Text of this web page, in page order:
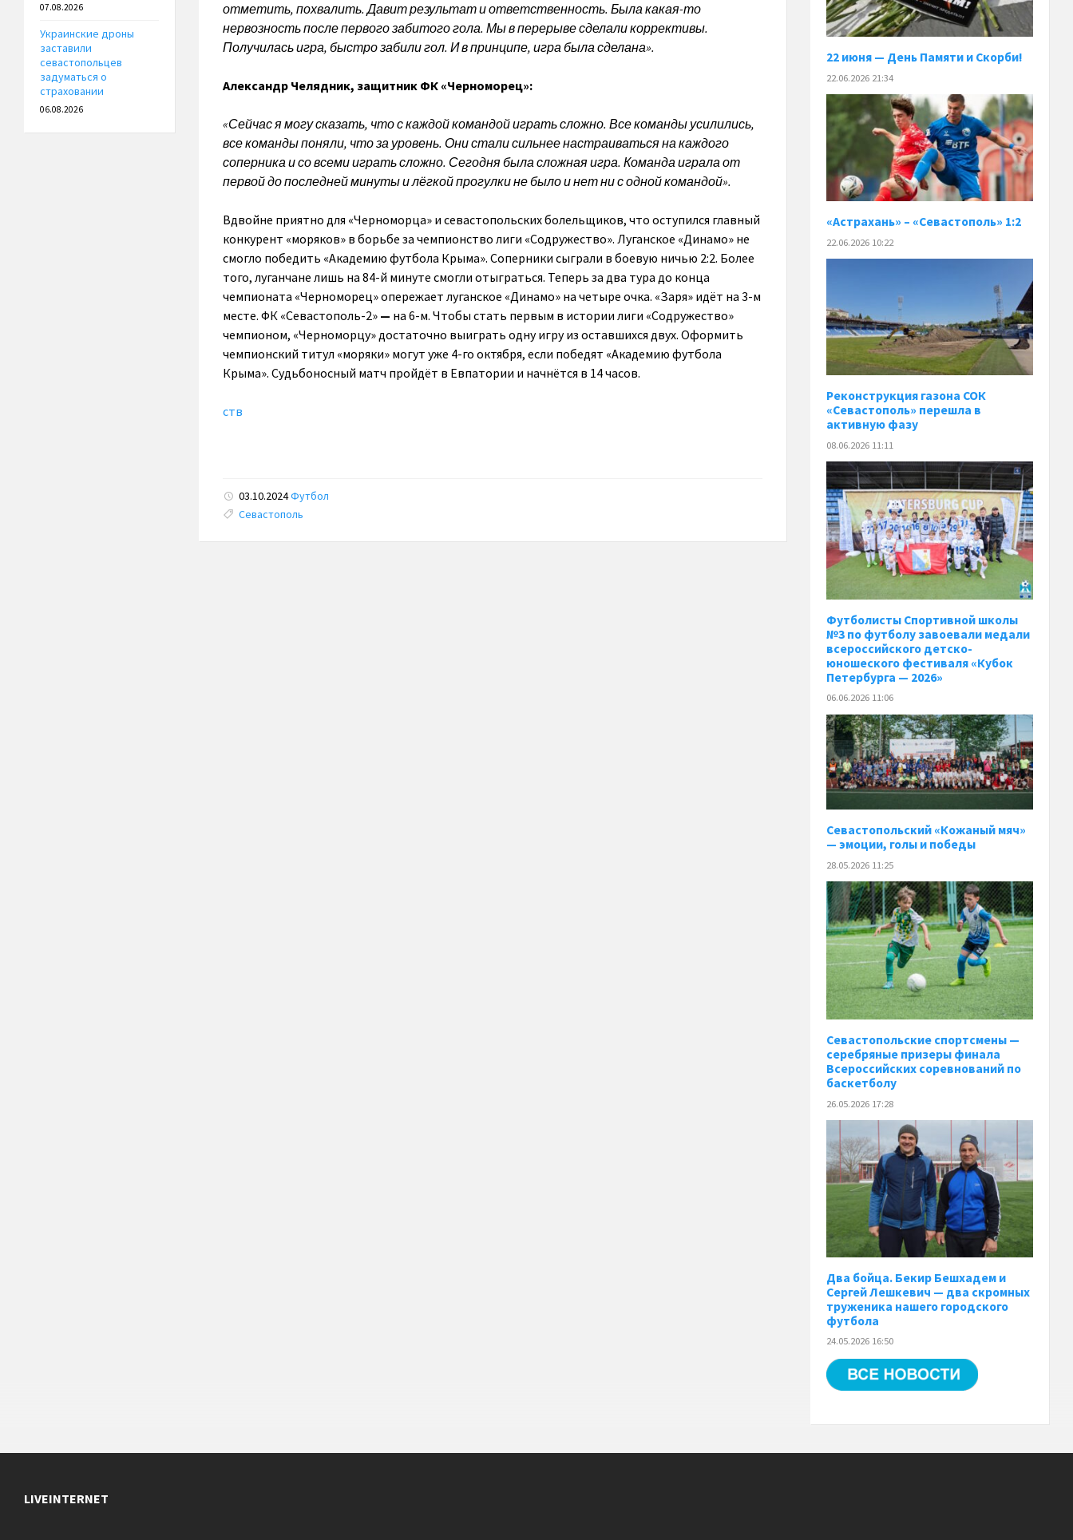
отметить, похвалить. Давит результат и ответственность. Была какая-то
нервозность после первого забитого гола. Мы в перерыве сделали коррективы.
Получилась игра, быстро забили гол. И в принципе, игра была сделана».
Александр Челядник, защитник ФК «Черноморец»:
«Сейчас я могу сказать, что с каждой командой играть сложно. Все команды усилились,
все команды поняли, что за уровень. Они стали сильнее настраиваться на каждого
соперника и со всеми играть сложно. Сегодня была сложная игра. Команда играла от
первой до последней минуты и лёгкой прогулки не было и нет ни с одной командой».
Вдвойне приятно для «Черноморца» и севастопольских болельщиков, что оступился главный
конкурент «моряков» в борьбе за чемпионство лиги «Содружество». Луганское «Динамо» не
смогло победить «Академию футбола Крыма». Соперники сыграли в боевую ничью 2:2. Более
того, луганчане лишь на 84-й минуте смогли отыграться. Теперь за два тура до конца
чемпионата «Черноморец» опережает луганское «Динамо» на четыре очка. «Заря» идёт на 3-м
месте. ФК «Севастополь-2» — на 6-м. Чтобы стать первым в истории лиги «Содружество»
чемпионом, «Черноморцу» достаточно выиграть одну игру из оставшихся двух. Оформить
чемпионский титул «моряки» могут уже 4-го октября, если победят «Академию футбола
Крыма». Судьбоносный матч пройдёт в Евпатории и начнётся в 14 часов.
ств
03.10.2024Футбол
Tags:
Севастополь
07.08.2026
Украинские дроны
заставили
севастопольцев
задуматься о
страховании
06.08.2026
22 июня — День Памяти и Скорби!
22.06.2026 21:34
«Астрахань» – «Севастополь» 1:2
22.06.2026 10:22
Реконструкция газона СОК
«Севастополь» перешла в
активную фазу
08.06.2026 11:11
️Футболисты Спортивной школы
№3 по футболу завоевали медали
всероссийского детско-
юношеского фестиваля «Кубок
Петербурга — 2026»
06.06.2026 11:06
️Севастопольский «Кожаный мяч»
— эмоции, голы и победы
28.05.2026 11:25
Севастопольские спортсмены —
серебряные призеры финала
Всероссийских соревнований по
баскетболу
26.05.2026 17:28
Два бойца. Бекир Бешхадем и
Сергей Лешкевич — два скромных
труженика нашего городского
футбола
24.05.2026 16:50
LIVEINTERNET